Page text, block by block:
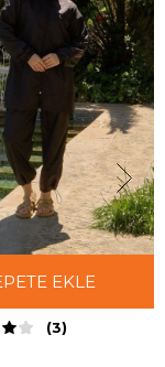
EKLE
(3)